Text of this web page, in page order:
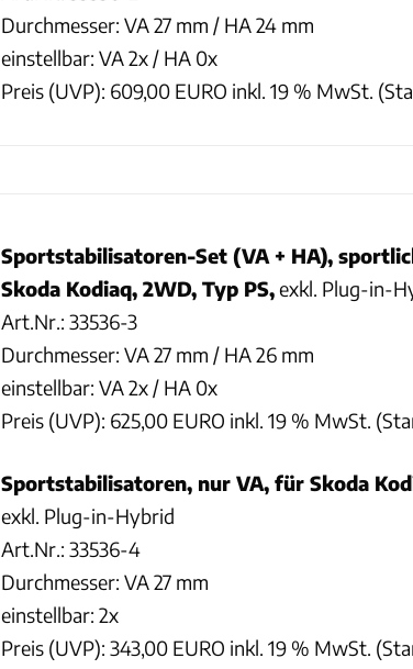
Durchmesser: VA 27 mm / HA 24 mm
einstellbar: VA 2x / HA 0x
Preis (UVP): 609,00 EURO inkl. 19 % MwSt.
Sportstabilisatoren-Set (VA + HA),
Skoda Kodiaq, 2WD, Typ PS,exkl. Plug-in-
Art.Nr.: 33536-3
Durchmesser: VA 27 mm / HA 26 mm
einstellbar: VA 2x / HA 0x
Preis (UVP): 625,00 EURO inkl. 19 % MwSt.
Sportstabilisatoren, nur VA, für Skoda
exkl. Plug-in-Hybrid
Art.Nr.: 33536-4
Durchmesser: VA 27 mm
einstellbar: 2x
Preis (UVP): 343,00 EURO inkl. 19 % MwSt.